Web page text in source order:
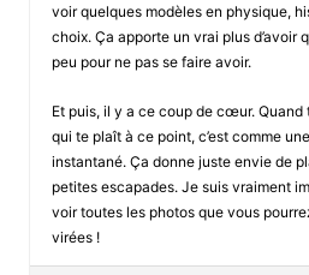
voir quelques modèles en physique,
choix. Ça apporte un vrai plus d’avoir
peu pour ne pas se faire avoir.
Et puis, il y a ce coup de cœur. Quand
qui te plaît à ce point, c’est comme
instantané. Ça donne juste envie de
petites escapades. Je suis vraiment
voir toutes les photos que vous
virées !